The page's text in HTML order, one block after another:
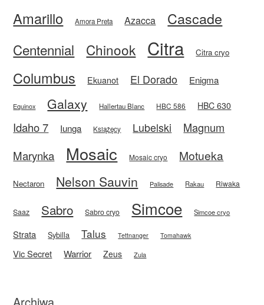
Amarillo Amora Preta Azacca Cascade
Centennial Chinook Citra Citra cryo
Columbus Ekuanot El Dorado Enigma
Equinox Galaxy Hallertau Blanc HBC 586 HBC 630
Idaho 7 Iunga Książęcy Lubelski
Magnum
Marynka
Mosaic Mosaic cryo Motueka
Nectaron Nelson Sauvin Palisade Rakau Riwaka
Saaz Sabro Sabro cryo Simcoe Simcoe cryo
Strata Sybilla Talus Tettnanger Tomahawk
Vic Secret Warrior Zeus Zula